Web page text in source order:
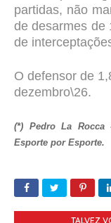
partidas, não
de desarmes de
de
O defensor de
dezembro\26.
(*) Pedro La
Esporte por Esporte.
TALVEZ